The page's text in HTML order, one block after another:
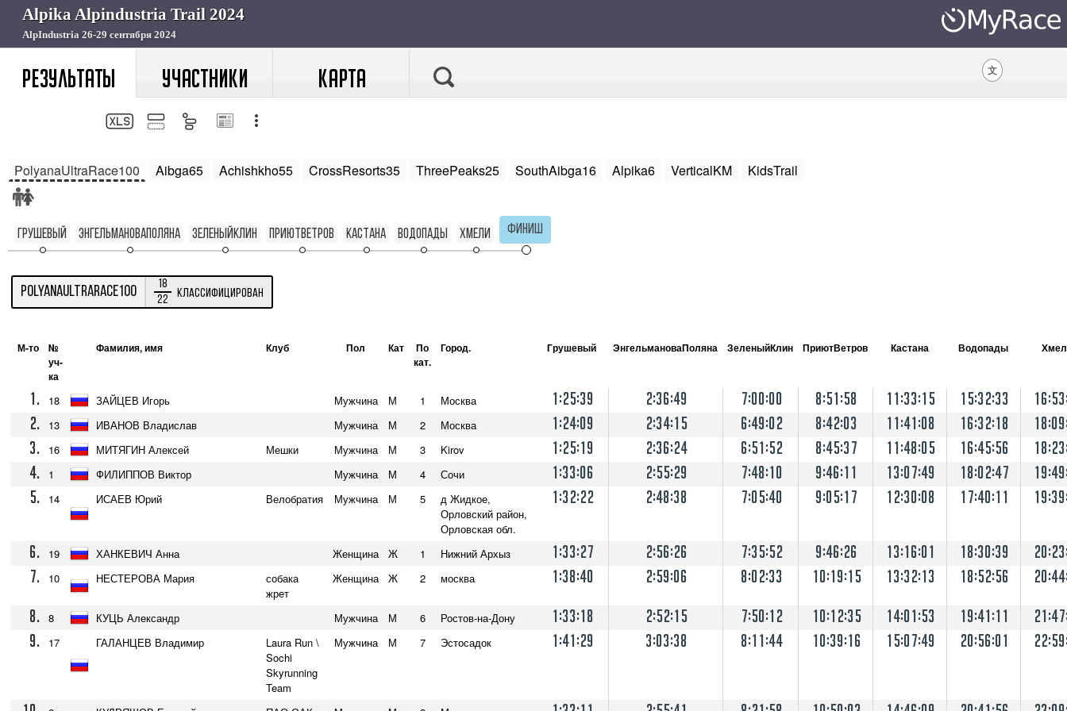
РЕЗУЛЬТАТЫ УЧАСТНИКИ КАРТА 文
PolyanaUltraRace100 Aibga65 Achishkho55 CrossResorts35 ThreePeaks25 SouthAibga16 Alpika6 VerticalKM KidsTrail
Грушевый ЭнгельмановаПоляна ЗеленыйКлин ПриютВетров Кастана Водопады Хмели Финиш
PolyanaUltraRace100
18
22
Классифицирован
М-то
№
уч-
ка
Фамилия, имя Клуб Пол Кат
По
кат.
Город. Грушевый ЭнгельмановаПоляна ЗеленыйКлин ПриютВетров Кастана Водопады
1. 18 ЗАЙЦЕВ Игорь Мужчина М 1 Москва 1:25:39 2:36:49 7:00:00 8:51:58 11:33:15 15:32:33
2.
13 ИВАНОВ Владислав Мужчина М 2 Москва 1:24:09 2:34:15 6:49:02 8:42:03 11:41:08 16:32:18
3.
16 МИТЯГИН Алексей Мешки Мужчина М 3 Kirov 1:25:19 2:36:24 6:51:52 8:45:37 11:48:05 16:45:56
4.
1 ФИЛИППОВ Виктор Мужчина М 4 Сочи 1:33:06 2:55:29 7:48:10 9:46:11 13:07:49 18:02:47
5.
14 ИСАЕВ Юрий Велобратия Мужчина М 5
д Жидкое,
Орловский район,
Орловская обл.
1:32:22 2:48:38 7:05:40 9:05:17 12:30:08 17:40:11
6. 19 ХАНКЕВИЧ Анна Женщина Ж 1 Нижний Архыз 1:33:27 2:56:26 7:35:52 9:46:26 13:16:01 18:30:39
7.
10 НЕСТЕРОВА Мария
собака
жрет
Женщина Ж 2 москва 1:38:40 2:59:06 8:02:33 10:19:15 13:32:13 18:52:56
8.
8 КУЦЬ Александр Мужчина М 6 Ростов-на-Дону 1:33:18 2:52:15 7:50:12 10:12:35 14:01:53 19:41:11
9.
17 ГАЛАНЦЕВ Владимир
Laura Run \
Sochi
Skyrunning
Team
Мужчина М 7 Эстосадок 1:41:29 3:03:38 8:11:44 10:39:16 15:07:49 20:56:01